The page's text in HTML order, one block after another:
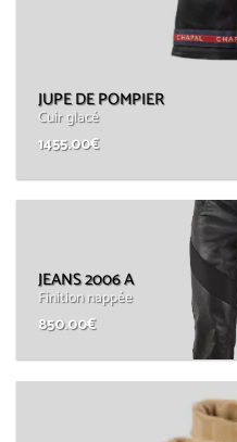
JUPE DE POMPIER
Cuir glacé
1455.00€
JEANS 2006 A
Finition nappée
850.00€